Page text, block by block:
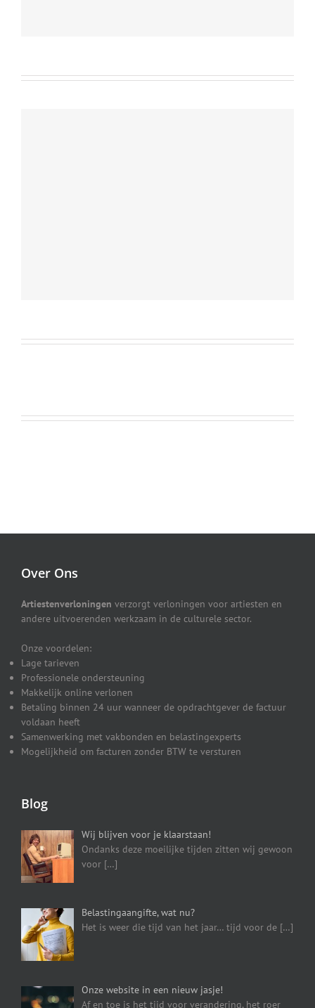
Over Ons
Artiestenverloningen verzorgt verloningen voor artiesten en
andere uitvoerenden werkzaam in de culturele sector.
Onze voordelen:
Lage tarieven
Professionele ondersteuning
Makkelijk online verlonen
Betaling binnen 24 uur wanneer de opdrachtgever de factuur
voldaan heeft
Samenwerking met vakbonden en belastingexperts
Mogelijkheid om facturen zonder BTW te versturen
Blog
Wij blijven voor je klaarstaan!
Ondanks deze moeilijke tijden zitten wij gewoon
voor […]
Belastingaangifte, wat nu?
Het is weer die tijd van het jaar… tijd voor de […]
Onze website in een nieuw jasje!
Af en toe is het tijd voor verandering, het roer